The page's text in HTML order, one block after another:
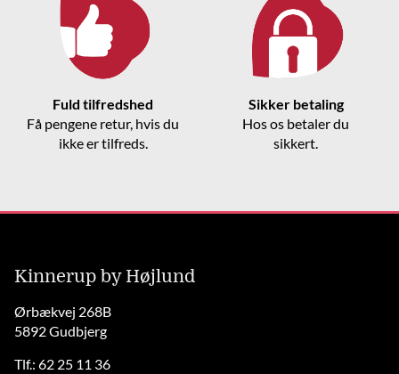
Fuld tilfredshed
Få pengene retur, hvis du
ikke er tilfreds.
Sikker betaling
Hos os betaler du
sikkert.
Kinnerup by Højlund
Ørbækvej 268B
5892 Gudbjerg
Tlf.: 62 25 11 36